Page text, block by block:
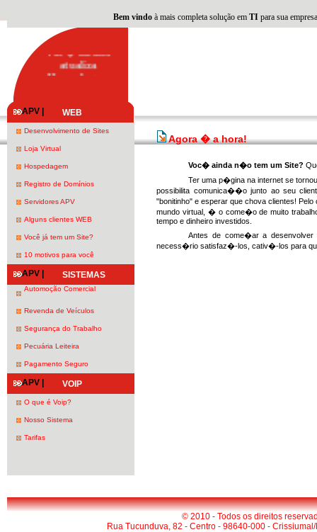
Bem vindo à mais completa solução em TI para sua
Seu site atualizado
atualiza
Hospedagem
NO BRASIL
APV | WEB
Desenvolvimento de Sites
Loja Virtual
Hospedagem
Registro de Domínios
Servidores APV
Alguns clientes WEB
Você já tem um Site?
10 motivos para você
APV | SISTEMAS
Automoção Comercial
Revenda de Veículos
Segurança do Trabalho
Pecuária Leiteira
Pagamento Seguro
APV | VOIP
O que é Voip?
Nosso Sistema
Tarifas
Agora � a hora!
Voc� ainda n�o tem um Site?
Ter uma p�gina na internet se
possibilita comunica��o junto ao seu
"bonitinho" e esperar que chova clientes!
mundo virtual, � o come�o de muito
tempo e dinheiro investidos.
Antes de come�ar a
necess�rio satisfaz�-los, cativ�-los para
© 2010 - Todos os direitos
Rua Tucunduva, 82 - Centro - 98640-000 -